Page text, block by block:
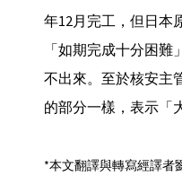
年12月完工，但日本
「如期完成十分困難
不出來。至於核安主
的部分一樣，表示「
*本文翻譯與轉寫經譯者